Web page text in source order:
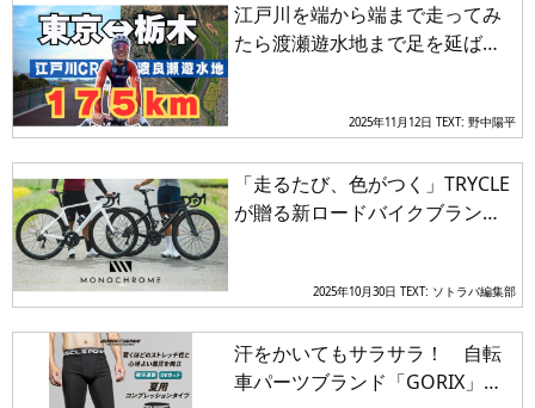
江戸川を端から端まで走ってみ
たら渡瀬遊水地まで足を延ば
2025年11月12日 TEXT: 野中陽平
「走るたび、色がつく」TRYCLE
が贈る新ロードバイクブランド
2025年10月30日 TEXT: ソトラバ編集部
汗をかいてもサラサラ！ 自転
車パーツブランド「GORIX」か